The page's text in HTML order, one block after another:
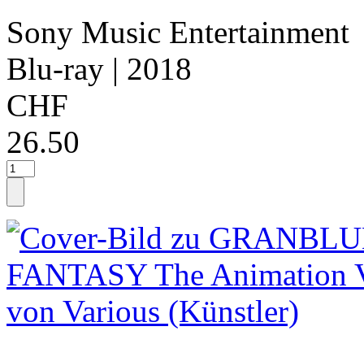
Sony Music Entertainment
Blu-ray | 2018
CHF
26.50